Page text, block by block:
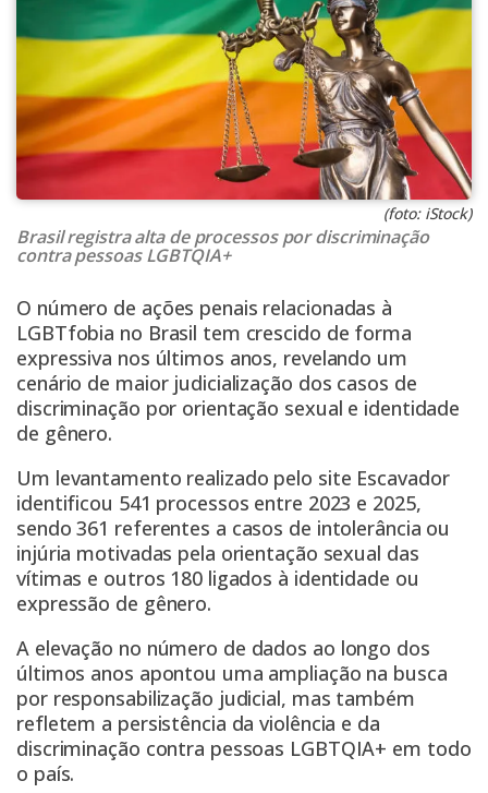
(foto: iStock)
Brasil registra alta de processos por discriminação
contra pessoas LGBTQIA+
O número de ações penais relacionadas à
LGBTfobia no Brasil tem crescido de forma
expressiva nos últimos anos, revelando um
cenário de maior judicialização dos casos de
discriminação por orientação sexual e identidade
de gênero.
Um levantamento realizado pelo site Escavador
identificou 541 processos entre 2023 e 2025,
sendo 361 referentes a casos de intolerância ou
injúria motivadas pela orientação sexual das
vítimas e outros 180 ligados à identidade ou
expressão de gênero.
A elevação no número de dados ao longo dos
últimos anos apontou uma ampliação na busca
por responsabilização judicial, mas também
refletem a persistência da violência e da
discriminação contra pessoas LGBTQIA+ em todo
o país.